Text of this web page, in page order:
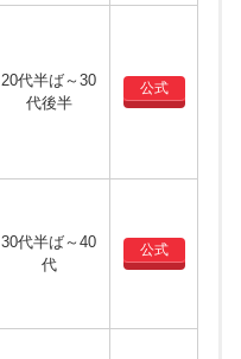
20代半ば～30
代後半
公式
30代半ば～40
代
公式